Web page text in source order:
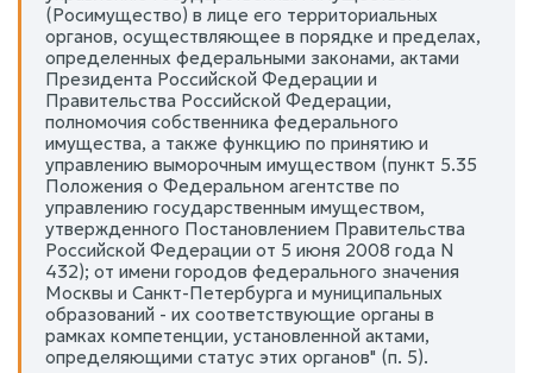
(Росимущество) в лице его территориальных
органов, осуществляющее в порядке и пределах,
определенных федеральными законами, актами
Президента Российской Федерации и
Правительства Российской Федерации,
полномочия собственника федерального
имущества, а также функцию по принятию и
управлению выморочным имуществом (пункт 5.35
Положения о Федеральном агентстве по
управлению государственным имуществом,
утвержденного Постановлением Правительства
Российской Федерации от 5 июня 2008 года N
432); от имени городов федерального значения
Москвы и Санкт-Петербурга и муниципальных
образований - их соответствующие органы в
рамках компетенции, установленной актами,
определяющими статус этих органов" (п. 5).